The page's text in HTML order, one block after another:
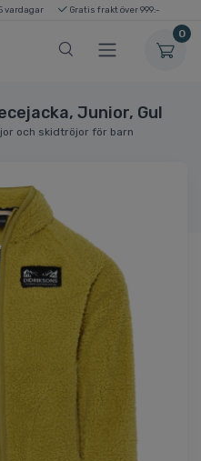
vardagar Gratis frakt över 999:-
0
Junior, Gul
och skidtröjor för barn